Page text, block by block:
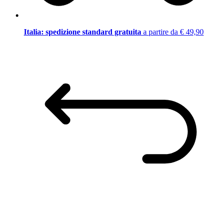
Italia: spedizione standard gratuita a partire da € 49,90